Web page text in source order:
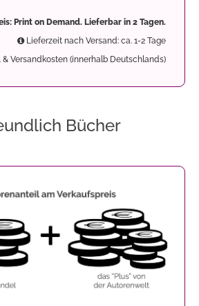
Print on Demand. Lieferbar in 2 Tagen.
Lieferzeit nach Versand: ca. 1-2 Tage
& Versandkosten (innerhalb Deutschlands)
Bücher